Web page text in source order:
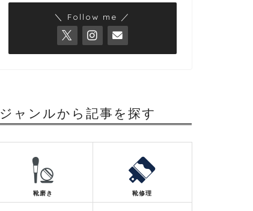
＼ Follow me ／
ジャンルから記事を探す
靴磨き 靴修理